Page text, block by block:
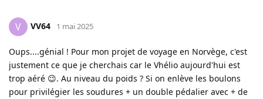
V VV64 1 mai 2025
Oups....génial ! Pour mon projet de voyage en Norvège, c'est
justement ce que je cherchais car le Vhélio aujourd'hui est
trop aéré 😉. Au niveau du poids ? Si on enlève les boulons
pour privilégier les soudures + un double pédalier avec + de